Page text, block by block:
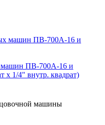
машин ПВ-700А-16 и
х 1/4" внутр. квадрат)
машины